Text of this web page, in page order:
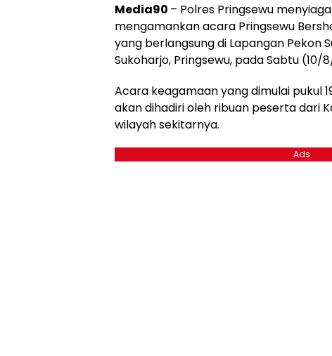
Media90 – Polres Pringsewu
mengamankan acara Pringsewu
yang berlangsung di Lapangan Pekon
Sukoharjo, Pringsewu, pada Sabtu (10/
Acara keagamaan yang dimulai pukul
akan dihadiri oleh ribuan peserta dari
wilayah sekitarnya.
Ads